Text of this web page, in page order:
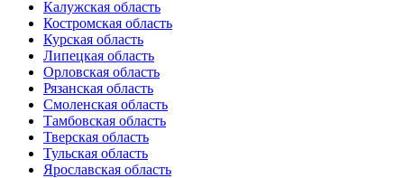
Калужская область
Костромская область
Курская область
Липецкая область
Орловская область
Рязанская область
Смоленская область
Тамбовская область
Тверская область
Тульская область
Ярославская область